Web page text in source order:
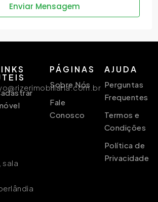
Enviar Mensagem
sala
PÁGINAS
Sobre Nós
Fale
Conosco
AJUDA
Perguntas
Frequentes
Termos e
Condições
Política de
Privacidade